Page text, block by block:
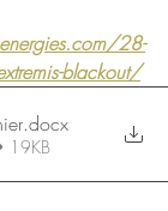
28-
blackout/
.docx
19KB